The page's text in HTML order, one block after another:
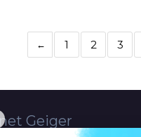
1 2 3
Geiger